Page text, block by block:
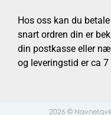
Hos oss kan du
snart ordren din er
din postkasse eller
og leveringstid er ca
2026 ©